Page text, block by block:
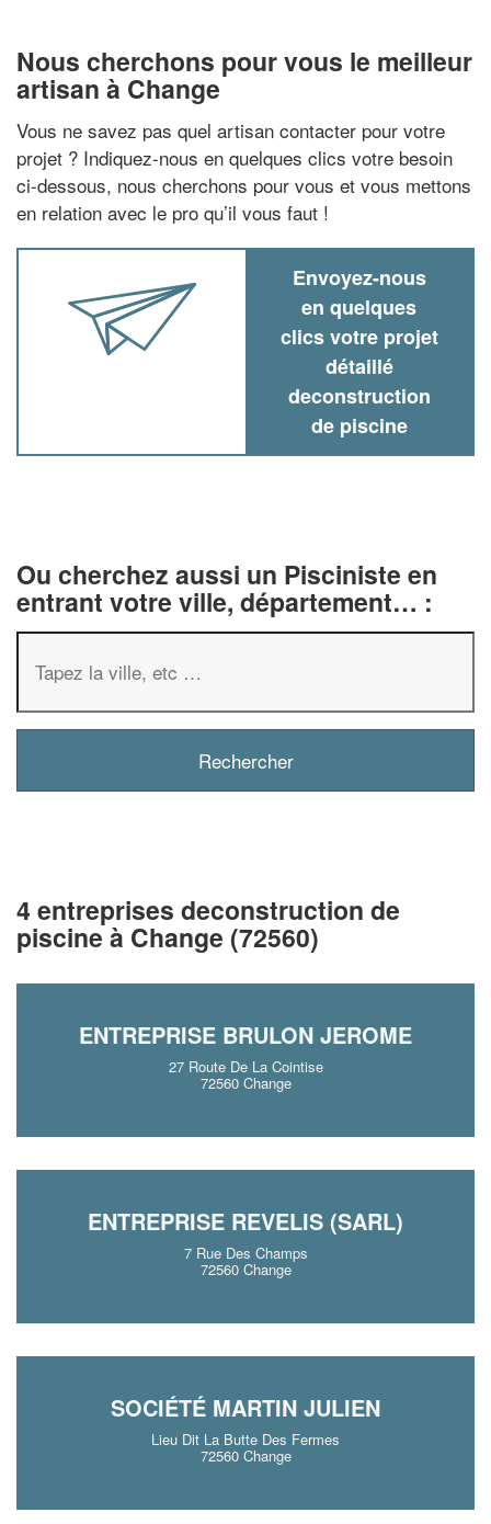
Nous cherchons pour vous le meilleur
artisan à Change
Vous ne savez pas quel artisan contacter pour votre
projet ? Indiquez-nous en quelques clics votre besoin
ci-dessous, nous cherchons pour vous et vous mettons
en relation avec le pro qu’il vous faut !
Envoyez-nous
en quelques
clics votre projet
détaillé
deconstruction
de piscine
Ou cherchez aussi un Pisciniste en
entrant votre ville, département… :
4 entreprises deconstruction de
piscine à Change (72560)
ENTREPRISE BRULON JEROME
27 Route De La Cointise
72560 Change
ENTREPRISE REVELIS (SARL)
7 Rue Des Champs
72560 Change
SOCIÉTÉ MARTIN JULIEN
Lieu Dit La Butte Des Fermes
72560 Change